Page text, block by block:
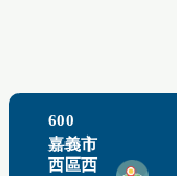
600
嘉義市
西區西